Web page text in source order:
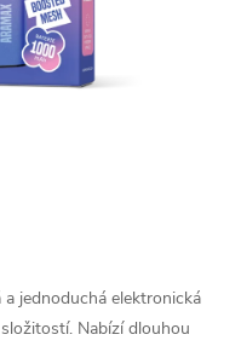
jednoduchá elektronická
Nabízí dlouhou